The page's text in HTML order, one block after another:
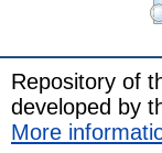
Repository of
developed by
More